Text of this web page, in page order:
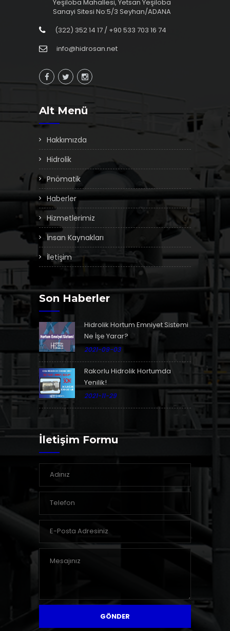
Yeşiloba Mahallesi, Yetsan Yeşiloba
Sanayi Sitesi No:5/3 Seyhan/ADANA
(322) 352 14 17 / +90 533 703 16 74
info@hidrosan.net
Alt Menü
Hakkımızda
Hidrolik
Pnömatik
Haberler
Hizmetlerimiz
İnsan Kaynakları
İletişim
Son Haberler
Hidrolik Hortum Emniyet Sistemi
Ne İşe Yarar?
2021-09-03
Rakorlu Hidrolik Hortumda
Yenilik!
2021-11-29
İletişim Formu
GÖNDER